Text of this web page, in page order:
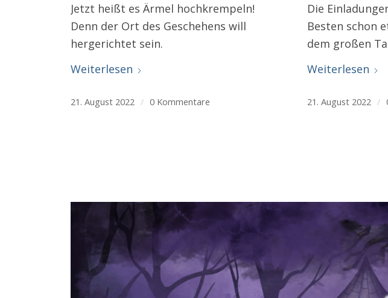
Jetzt heißt es Ärmel hochkrempeln!
Denn der Ort des Geschehens will
hergerichtet sein.
Weiterlesen
21. August 2022 / 0 Kommentare
Die
Besten schon
dem großen
Weiterlesen
21. August 2022 /